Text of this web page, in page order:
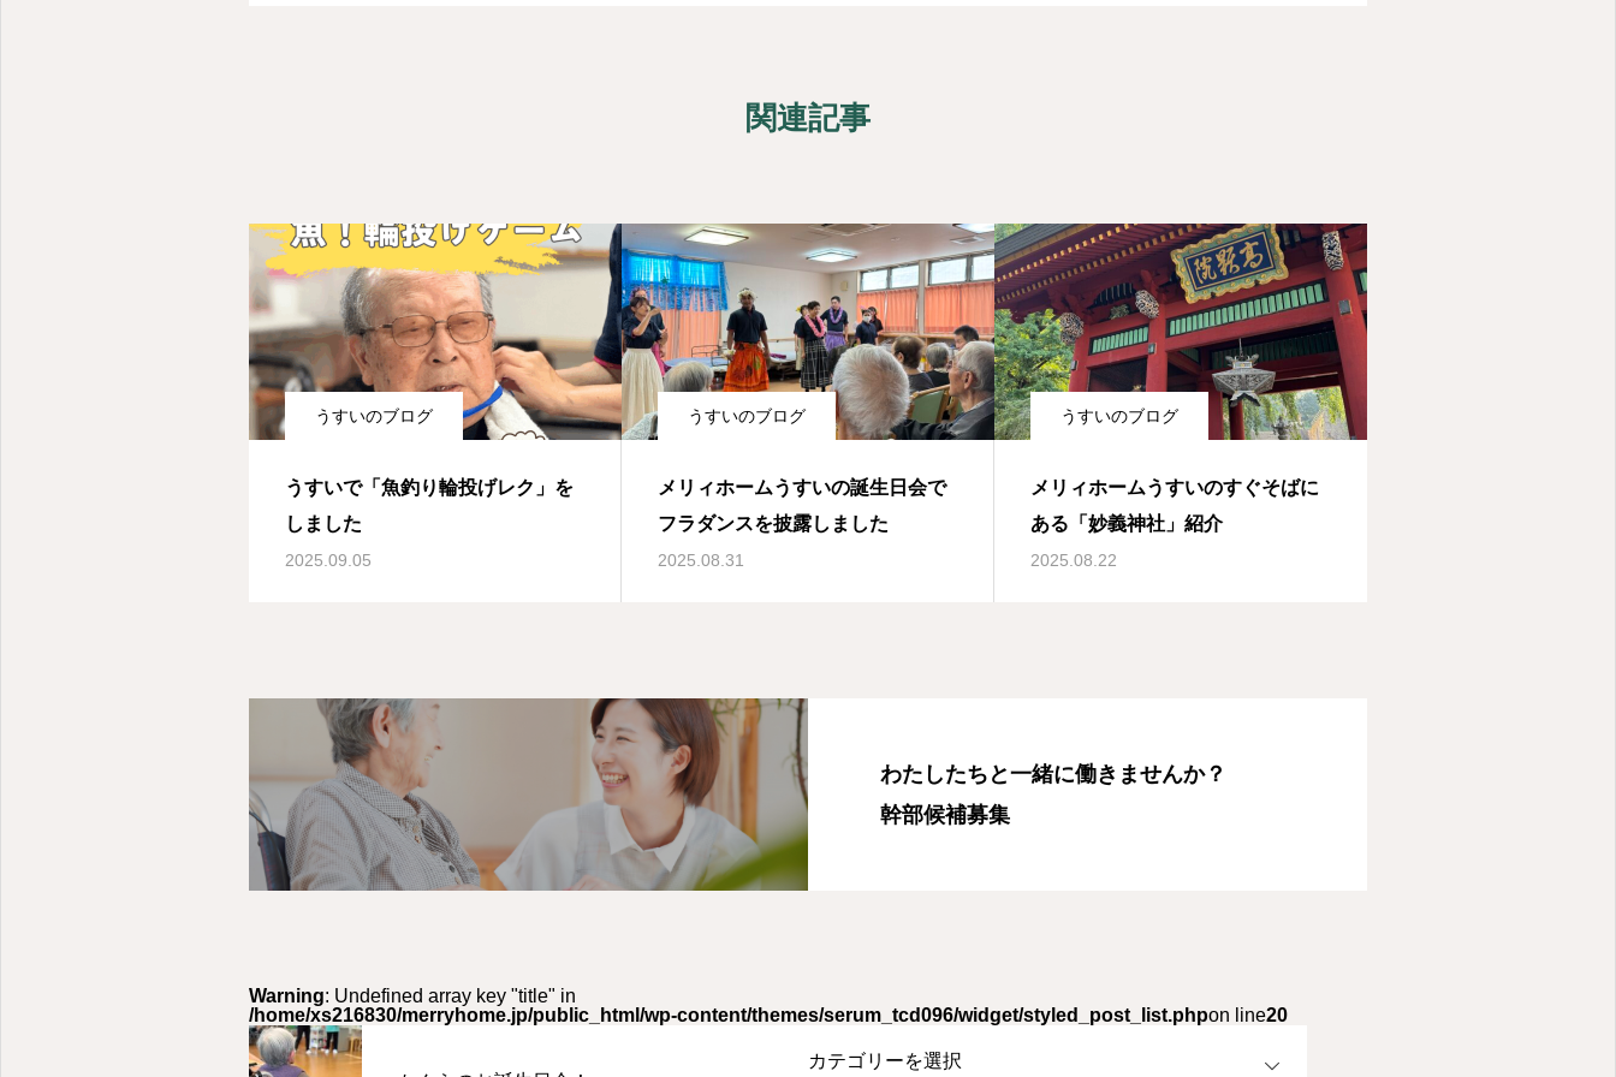
関連記事
うすいのブログ
うすいで「魚釣り輪投げレク」を
しました
2025.09.05
うすいのブログ
メリィホームうすいの誕生日会で
フラダンスを披露しました
2025.08.31
うすいのブログ
メリィホームうすいのすぐそばに
ある「妙義神社」紹介
2025.08.22
わたしたちと一緒に働きませんか？
幹部候補募集
Warning: Undefined array key "title" in
/home/xs216830/merryhome.jp/public_html/wp-content/themes/serum_tcd096/widget/styled_post_list.phpon line20